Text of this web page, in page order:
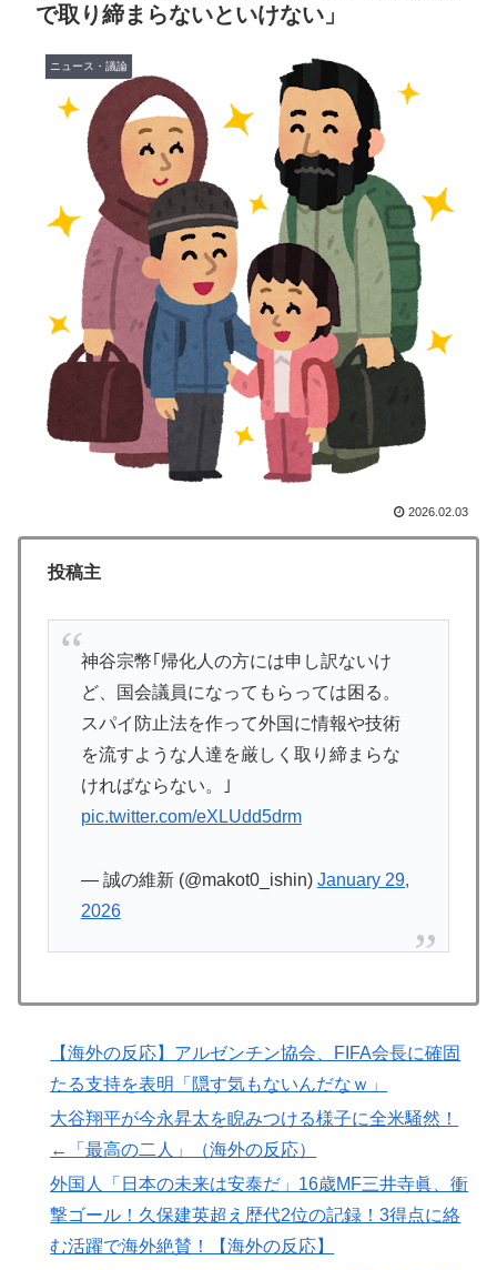
らな」「ゲームのUIは優れてるのに不思議」
▶
した極限の中の日本人の姿に世界が衝撃
アメリカ人「お前らの学校ではどんな理由で退学者が出
た？？」
泳いでいる人のすぐ横に消防飛行艇が次々着水する南仏
の湖「肝心の場面で毎回カメラが逃げる」【海外の反
応】
海外「消火栓もフェイクだから消防士が右往左往する中
国www」
▶ 外国人「使い捨てだ」FIFA会長、辞任危機でトランプ政
権に泣き付くも無視されて海外失笑！【海外の反応】
▶
韓国人「韓国に10年間の出場権剥奪や過去ワールドカッ
プ、オリンピック予選の記録削除を要求するFIFA公式制
裁を海外メディアが報道！」
てしまったディズニー信者、帰国後『本家』に失望する
▶ 韓国人「熊本地震で見る日本の土木技術の完全勝利をご
と日本人は何か適当に作る感じがしない・・・」「あれ
がまさに経験値である」
フランス人「欲張りすぎだ」中村敬斗、ランス残留の可
能性を会長が示唆！移籍金が交渉の壁に..現地サポの本
音がこれ！【海外の反応】
【海外の反応】冨安健洋がクリスタル・パレス加入へ
「アーセナルサポの好きなクラブで良かった」
症状「日本後PTSD」に海外が大騒ぎ
外国人「日本の未来は安泰だ」16歳MF三井寺眞、衝撃
ゴール！久保建英超え歴代2位の記録！3得点に絡む活躍
ぞ → 「この話題は永遠に終わらないな」「日本政府の
支持率が落ちてきた時点でこの手のニュースが出るのは
予想できた」
韓国人「この夏、韓国人が東京へ行くしかない理由がこ
ちら…」→「快適そうでめちゃくちゃ羨ましい…（ﾌﾞﾙ
ﾌﾞﾙ」＝韓国の反応
▶ 欧州「日本だけ反則だろ…」 世界の『日本びいき』に
ヨーロッパ全土から不満の声
で取り締まらないといけない」
ニュース・議論
2026.02.03
投稿主
神谷宗幣｢帰化人の方には申し訳ないけ
ど、国会議員になってもらっては困る。
スパイ防止法を作って外国に情報や技術
を流すような人達を厳しく取り締まらな
ければならない。｣
pic.twitter.com/eXLUdd5drm
— 誠の維新 (@makot0_ishin) January 29,
2026
【海外の反応】アルゼンチン協会、FIFA会長に確固
たる支持を表明「隠す気もないんだなｗ」
大谷翔平が今永昇太を睨みつける様子に全米騒然！
←「最高の二人」（海外の反応）
外国人「日本の未来は安泰だ」16歳MF三井寺眞、衝
撃ゴール！久保建英超え歴代2位の記録！3得点に絡
む活躍で海外絶賛！【海外の反応】